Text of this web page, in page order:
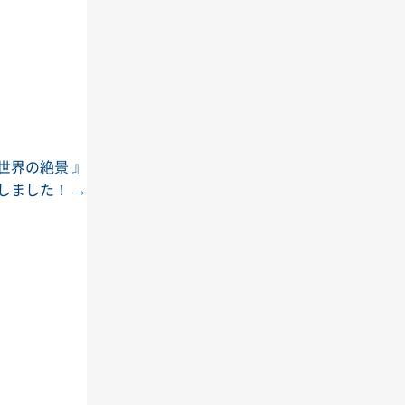
の絶景 』
ました！ →